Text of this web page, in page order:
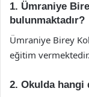
1. Ümraniye
bulunmaktadır?
Ümraniye Birey
eğitim vermektedir.
2. Okulda